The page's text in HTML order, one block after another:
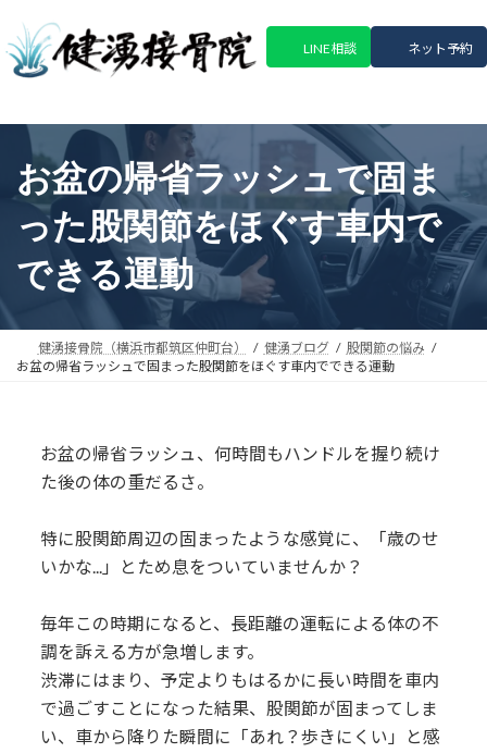
テ
ゲ
LINE相談 ネット予約
お盆の帰省ラッシュで固ま
った股関節をほぐす車内で
できる運動
健湧接骨院（横浜市都筑区仲町台） 健湧ブログ
股関節の悩み
お盆の帰省ラッシュで固まった股関節をほぐす車内でできる運動
お盆の帰省ラッシュ、何時間もハンドルを握り続け
た後の体の重だるさ。
特に股関節周辺の固まったような感覚に、「歳のせ
いかな...」とため息をついていませんか？
毎年この時期になると、長距離の運転による体の不
調を訴える方が急増します。
渋滞にはまり、予定よりもはるかに長い時間を車内
で過ごすことになった結果、股関節が固まってしま
い、車から降りた瞬間に「あれ？歩きにくい」と感